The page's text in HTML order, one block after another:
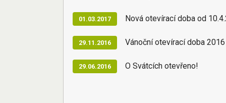
01.03.2017 Nová otevírací doba od
29.11.2016 Vánoční otevírací doba 2016
29.06.2016 O Svátcích otevřeno!